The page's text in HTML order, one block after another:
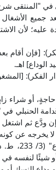
الموطأ" (2/ 293، ط.
الأشغال
عليه؛ لأن
في "الحاوي" (4/ 536، ط.
الوداع] اهـ.
الرافعي في "الشرح
أو شراء
ثم اشتغل
يخرجه عن كونه
وقال
لنفسه في